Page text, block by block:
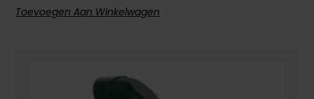
Toevoegen Aan Winkelwagen